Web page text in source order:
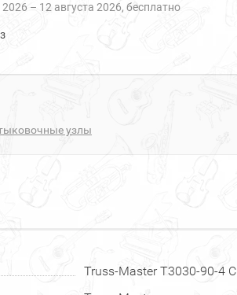
2026 – 12 августа 2026 Бесплатно
узлы
Truss-Master T3030-90-4 C